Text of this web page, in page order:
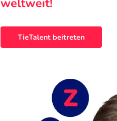
TieTalent beitreten